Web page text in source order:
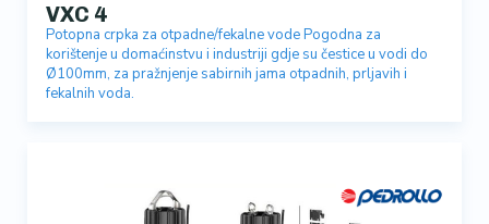
VXC 4
Potopna crpka za otpadne/fekalne vode Pogodna za
korištenje u domaćinstvu i industriji gdje su čestice u vodi do
Ø100mm, za pražnjenje sabirnih jama otpadnih, prljavih i
fekalnih voda.